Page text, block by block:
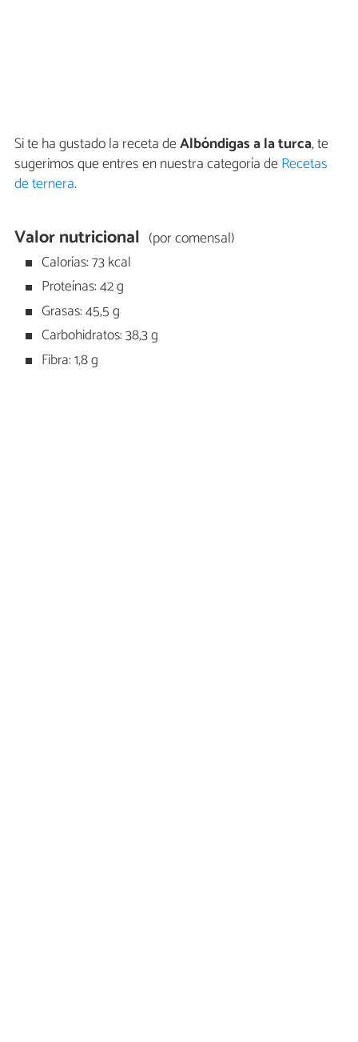
Si te ha gustado la receta deAlbóndigas a la turca, te
sugerimos que entres en nuestra categoría deRecetas
de ternera.
Valor nutricional (por comensal)
Calorías: 73 kcal
Proteínas: 42 g
Grasas: 45,5 g
Carbohidratos: 38,3 g
Fibra: 1,8 g